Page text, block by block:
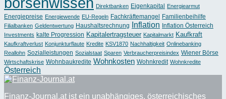
Direktbanken Eigenkapital Energiearmut
Energiepreise Energiewende EU-Regeln Fachkräftemangel Familienbeihilfe
Filialbanken Geldentwertung Haushaltsrechnung Inflation Inflation Österreich
Investments kalte Progression Kapitalertragsteuer Kapitalmarkt Kaufkraft
Kaufkraftverlust Konjunkturflaute Kredite KSV1870 Nachhaltigkeit Onlinebanking
Reallohn Sozialleistungen Sozialstaat Sparen Verbraucherpreisindex Wiener Börse
Wirtschaftskrise Wohnbaukredite Wohnkosten Wohnkredit Wohnkredite
Österreich
Finanz-Journal.at ist ein unabhängiges, österreichisches